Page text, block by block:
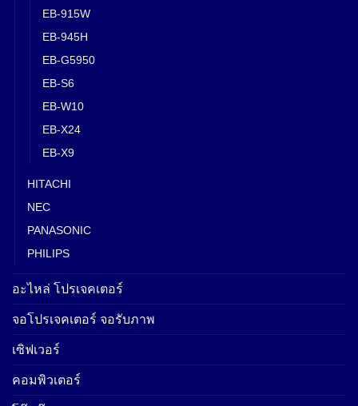
EB-915W
EB-945H
EB-G5950
EB-S6
EB-W10
EB-X24
EB-X9
HITACHI
NEC
PANASONIC
PHILIPS
อะไหล่ โปรเจคเตอร์
จอโปรเจคเตอร์ จอรับภาพ
เซิฟเวอร์
คอมพิวเตอร์